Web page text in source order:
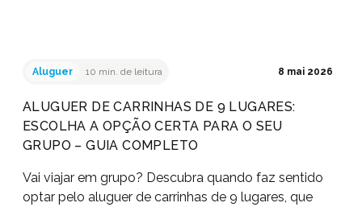
Aluguer 10 min. de leitura 8 mai 2026
ALUGUER DE CARRINHAS DE 9 LUGARES:
ESCOLHA A OPÇÃO CERTA PARA O SEU
GRUPO – GUIA COMPLETO
Vai viajar em grupo? Descubra quando faz sentido
optar pelo aluguer de carrinhas de 9 lugares, que